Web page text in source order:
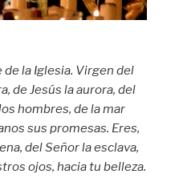
la Iglesia. Virgen del
de Jesús la aurora, del
hombres, de la mar
sus promesas. Eres,
del Señor la esclava,
ojos, hacia tu belleza.